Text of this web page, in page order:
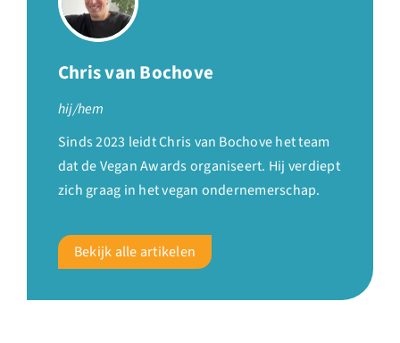
Chris van Bochove
hij/hem
Sinds 2023 leidt Chris van Bochove het team
dat de Vegan Awards organiseert. Hij verdiept
zich graag in het vegan ondernemerschap.
Bekijk alle artikelen